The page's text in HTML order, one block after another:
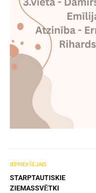
IEPRIEKŠĒJAIS
STARPTAUTISKIE
ZIEMASSVĒTKI